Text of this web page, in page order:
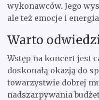
wykonawców. Jego
ale też emocje i
Warto
Wstęp na koncert jest
doskonałą okazją do
towarzystwie dobrej
nadszarpywania